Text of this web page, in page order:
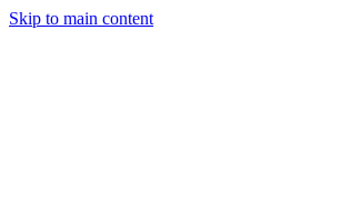
Skip to main content